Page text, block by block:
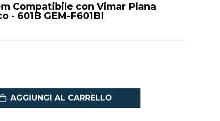
Compatibile con Vimar Plana
- 601B GEM-F601BI
AGGIUNGI AL CARRELLO